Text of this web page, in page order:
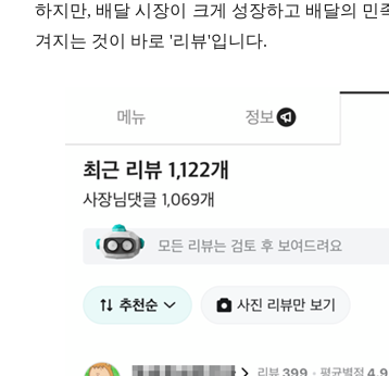
하지만, 배달 시장이 크게 성장하고 배달의 민
겨지는 것이 바로 '리뷰'입니다.